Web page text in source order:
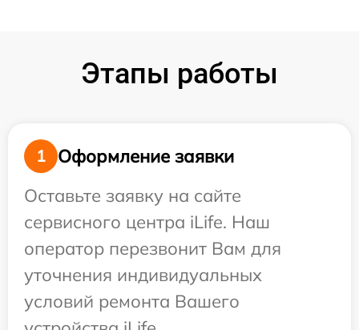
Этапы работы
1
Оформление заявки
Оставьте заявку на сайте
сервисного центра iLife. Наш
оператор перезвонит Вам для
уточнения индивидуальных
условий ремонта Вашего